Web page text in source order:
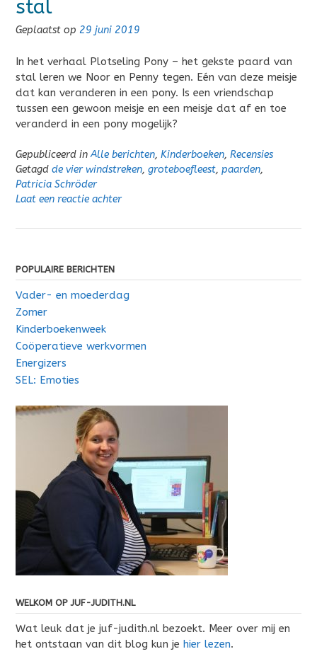
stal
Geplaatst op 29 juni 2019
In het verhaal Plotseling Pony – het gekste paard van
stal leren we Noor en Penny tegen. Eén van deze meisje
dat kan veranderen in een pony. Is een vriendschap
tussen een gewoon meisje en een meisje dat af en toe
veranderd in een pony mogelijk?
Gepubliceerd inAlle berichten, Kinderboeken, Recensies
Getagd de vier windstreken, groteboefleest, paarden,
Patricia Schröder
Laat een reactie achter
POPULAIRE BERICHTEN
Vader- en moederdag
Zomer
Kinderboekenweek
Coöperatieve werkvormen
Energizers
SEL: Emoties
WELKOM OP JUF-JUDITH.NL
Wat leuk dat je juf-judith.nl bezoekt. Meer over mij en
het ontstaan van dit blog kun je hier lezen.